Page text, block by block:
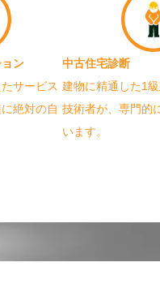
ン
サービス
絶対の自
中古住宅診断
建物に精通した1
技術者が、専門的
います。